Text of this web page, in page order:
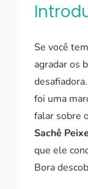
Se você
agradar os
foi uma
falar sobre
Sachê
que ele
Bora